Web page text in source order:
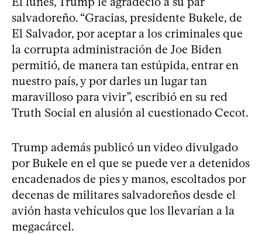
salvadoreño. “Gracias, presidente Bukele, de
El Salvador, por aceptar a los criminales que
la corrupta administración de Joe Biden
permitió, de manera tan estúpida, entrar en
nuestro país, y por darles un lugar tan
maravilloso para vivir”, escribió en su red
Truth Social en alusión al cuestionado Cecot.
Trump además publicó un video divulgado
por Bukele en el que se puede ver a detenidos
encadenados de pies y manos, escoltados por
decenas de militares salvadoreños desde el
avión hasta vehículos que los llevarían a la
megacárcel.